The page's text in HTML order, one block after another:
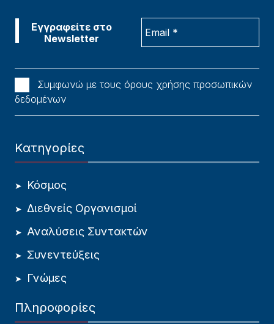
Συμφωνώ με τους όρους χρήσης προσωπικών
δεδομένων
Κατηγορίες
Κόσμος
Διεθνείς Οργανισμοί
Αναλύσεις Συντακτών
Συνεντεύξεις
Γνώμες
Πληροφορίες